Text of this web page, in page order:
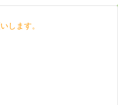
します。